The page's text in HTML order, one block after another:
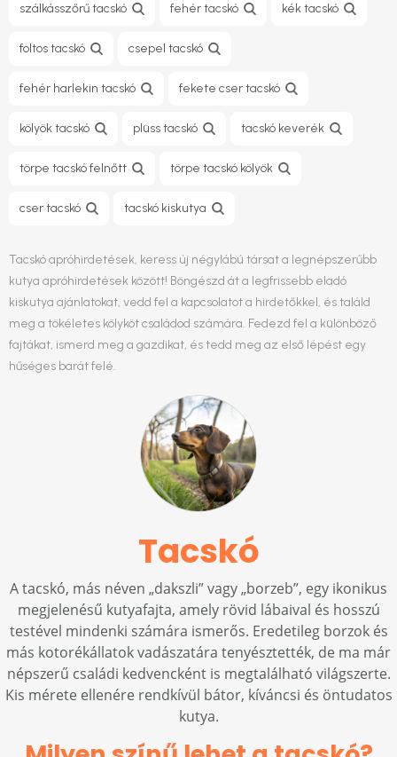
szálkásszőrű tacskó fehér tacskó kék tacskó
foltos tacskó csepel tacskó
fehér harlekin tacskó fekete cser tacskó
kölyök tacskó plüss tacskó tacskó keverék
törpe tacskó felnőtt​ törpe tacskó kölyök
cser tacskó tacskó kiskutya
Tacskó apróhirdetések, keress új négylábú társat a legnépszerűbb
kutya apróhirdetések között! Böngészd át a legfrissebb eladó
kiskutya ajánlatokat, vedd fel a kapcsolatot a hirdetőkkel, és találd
meg a tökéletes kölyköt családod számára. Fedezd fel a különböző
fajtákat, ismerd meg a gazdikat, és tedd meg az első lépést egy
hűséges barát felé.
Tacskó
A tacskó, más néven „dakszli” vagy „borzeb”, egy ikonikus
megjelenésű kutyafajta, amely rövid lábaival és hosszú
testével mindenki számára ismerős. Eredetileg borzok és
más kotorékállatok vadászatára tenyésztették, de ma már
népszerű családi kedvencként is megtalálható világszerte.
Kis mérete ellenére rendkívül bátor, kíváncsi és öntudatos
kutya.